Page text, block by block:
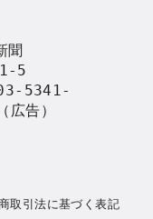
聞
5
5341-
告）
取引法に基づく表記